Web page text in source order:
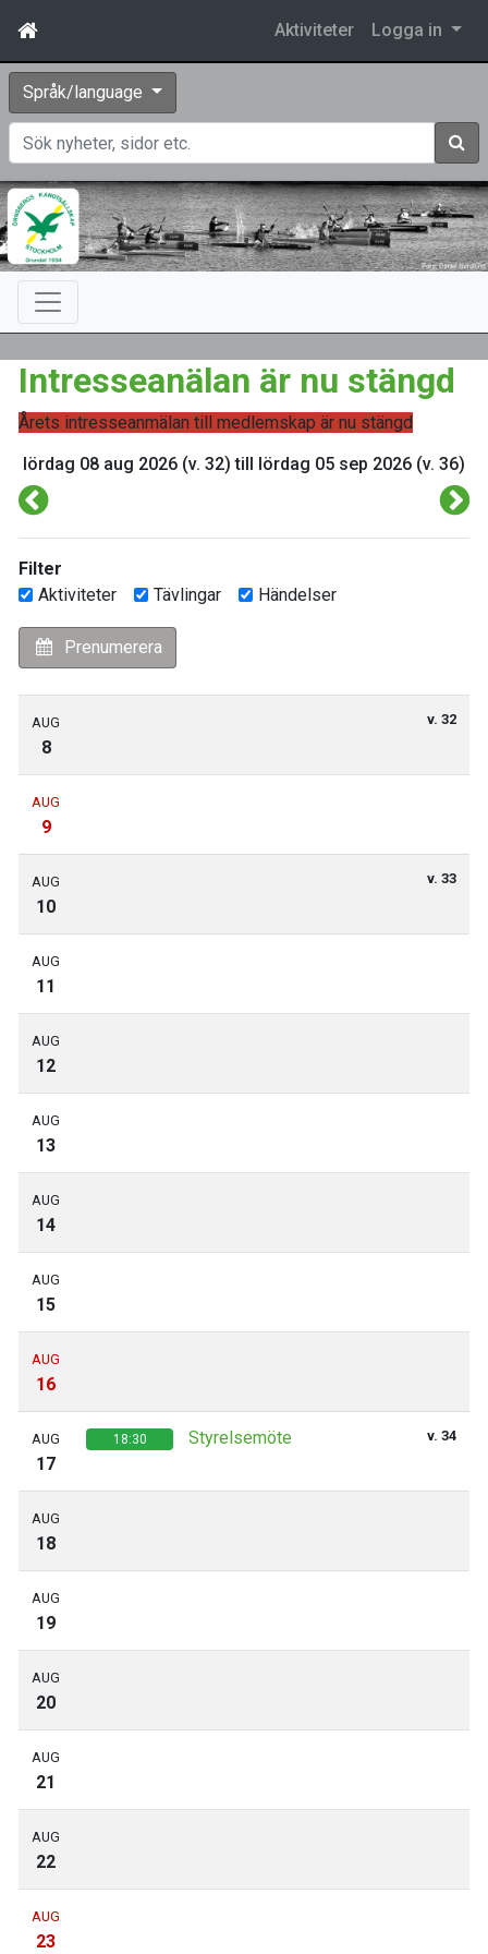
Aktiviteter Logga in
Språk/language
Sök
Intresseanälan är nu stängd
Årets intresseanmälan till medlemskap är nu stängd
lördag 08 aug 2026 (v. 32) till lördag 05 sep 2026 (v. 36)
Filter
Aktiviteter
Tävlingar Händelser
Prenumerera
AUG
8
v. 32
AUG
9
AUG
10
v. 33
AUG
11
AUG
12
AUG
13
AUG
14
AUG
15
AUG
16
AUG
17
v. 34
18:30 Styrelsemöte
AUG
18
AUG
19
AUG
20
AUG
21
AUG
22
AUG
23